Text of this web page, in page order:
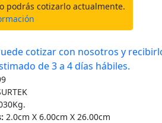
podrás cotizarlo actualmente.
cotizar con nosotros y
de 3 a 4 días hábiles.
2.0cm X 6.00cm X 26.00cm